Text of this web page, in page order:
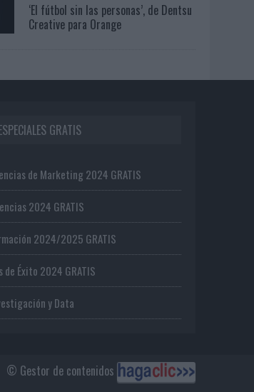
‘El fútbol sin las personas’, de Dentsu
Creative para Orange
GRATIS
de Marketing 2024 GRATIS
2024 GRATIS
2024/2025 GRATIS
de Éxito 2024 GRATIS
y Data
© Gestor de contenidos